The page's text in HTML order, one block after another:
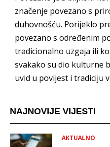
značenje povezano s
duhovnošću. Porijeklo
povezano s određenim
tradicionalno uzgaja ili
svakako su dio kulturne
uvid u povijest i tradiciju
NAJNOVIJE VIJESTI
AKTUALNO